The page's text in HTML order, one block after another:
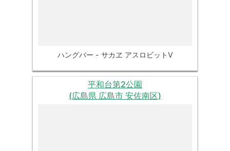
ハングバー - サカヱ アスロビットⅤ
平和台第2公園
(広島県 広島市 安佐南区)